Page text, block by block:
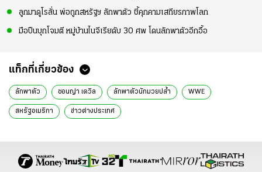
ลูกมาดูโรลั่น พ่อถูกสหรัฐฯ ลักพาตัว ชี้คุกคามเสถียรภาพโลก
มือปืนบุกโจมตี หมู่บ้านไนจีเรียดับ 30 ศพ โดนลักพาตัวอีกอื้อ
แท็กที่เกี่ยวข้อง
ลักพาตัว ซอนญ่า เดวิล ลักพาตัวนักมวยปล้ำ WWE
สหรัฐอเมริกา ข่าวต่างประเทศ